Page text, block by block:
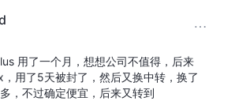
用了一个月，想想公司不值得，后来
用了5天被封了，然后又换中转，换了
，不过确定便宜，后来又转到